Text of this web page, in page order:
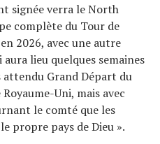
signée verra le North
complète du Tour de
2026, avec une autre
lieu quelques semaines
attendu Grand Départ du
Uni, mais avec
le comté que les
propre pays de Dieu ».